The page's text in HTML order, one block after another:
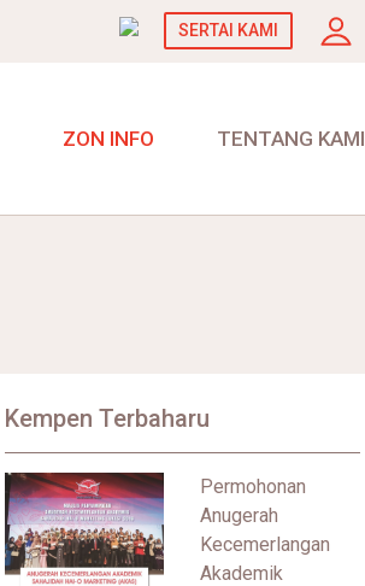
SERTAI KAMI
ZON INFO TENTANG KAMI
Kempen Terbaharu
Permohonan
Anugerah
Kecemerlangan
Akademik